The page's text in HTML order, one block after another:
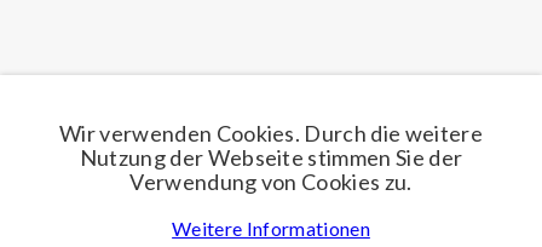
Direkt für unseren Newsletter anmelden
Jetzt anmelden
Wir verwenden Cookies. Durch die weitere
Nutzung der Webseite stimmen Sie der
Verwendung von Cookies zu.
Weitere Informationen